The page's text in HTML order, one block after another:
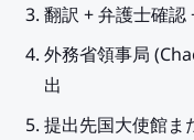
翻訳 + 弁護士確認
外務省領事局
出
提出先国大使館